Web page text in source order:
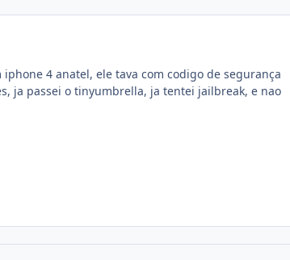
4 anatel, ele tava com codigo de segurança
ja passei o tinyumbrella, ja tentei jailbreak, e nao